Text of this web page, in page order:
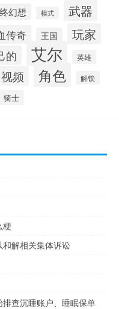
幻想 模式 武器
传奇 王国 玩家
的 艾尔 英雄
视频 角色 解锁
骑士
梗
和解相关集体诉讼
查沉睡账户、睡眠保单